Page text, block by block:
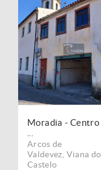
Arcos de
Valdevez Viana do
Castelo